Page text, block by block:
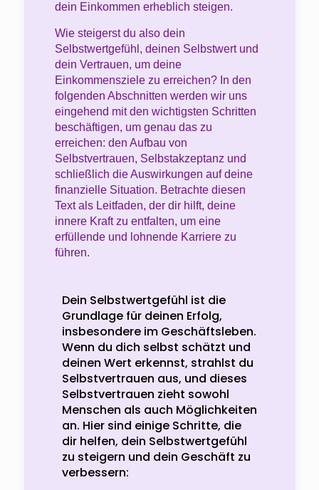
dein Einkommen erheblich steigen.
Wie steigerst du also dein
Selbstwertgefühl, deinen Selbstwert und
dein Vertrauen, um deine
Einkommensziele zu erreichen? In den
folgenden Abschnitten werden wir uns
eingehend mit den wichtigsten Schritten
beschäftigen, um genau das zu
erreichen: den Aufbau von
Selbstvertrauen, Selbstakzeptanz und
schließlich die Auswirkungen auf deine
finanzielle Situation. Betrachte diesen
Text als Leitfaden, der dir hilft, deine
innere Kraft zu entfalten, um eine
erfüllende und lohnende Karriere zu
führen.
Dein Selbstwertgefühl ist die
Grundlage für deinen Erfolg,
insbesondere im Geschäftsleben.
Wenn du dich selbst schätzt und
deinen Wert erkennst, strahlst du
Selbstvertrauen aus, und dieses
Selbstvertrauen zieht sowohl
Menschen als auch Möglichkeiten
an. Hier sind einige Schritte, die
dir helfen, dein Selbstwertgefühl
zu steigern und dein Geschäft zu
verbessern: